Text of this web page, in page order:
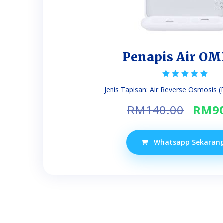
Penapis Air
5.00
Jenis Tapisan: Air Reverse Osmosis
RM140.00
was:
RM
Whatsapp